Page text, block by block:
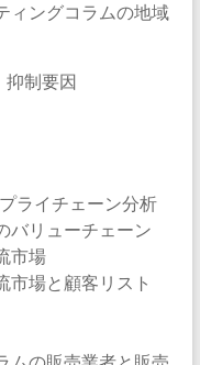
ィングコラムの地域
抑制要因
ライチェーン分析
バリューチェーン
市場
市場と顧客リスト